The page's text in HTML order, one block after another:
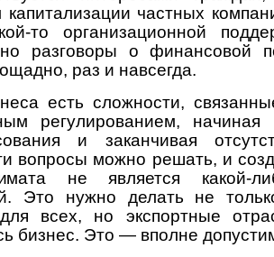
капитализации частных
то организационной
но разговоры о финансовой
раз и навсегда.
есть сложности,
регулированием,
и заканчивая
вопросы можно решать, и
не является какой-
Это нужно делать не
всех, но экспортные
бизнес. Это — вполне